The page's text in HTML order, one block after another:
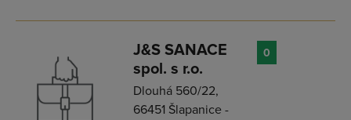
J&S SANACE
spol. s r.o.
Dlouhá 560/22,
66451 Šlapanice -
0